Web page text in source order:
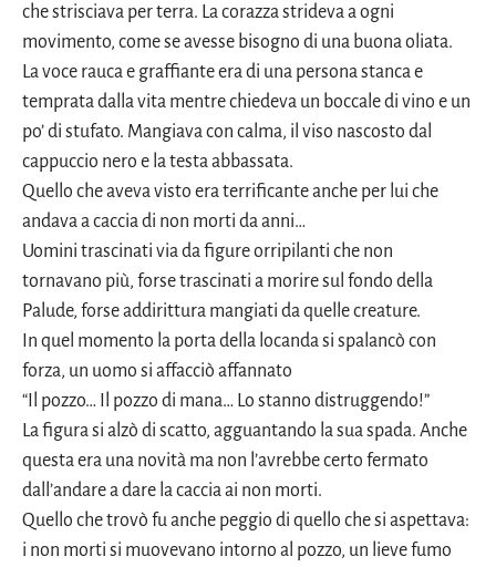
che strisciava per terra. La corazza strideva a ogni
movimento, come se avesse bisogno di una buona oliata.
La voce rauca e graffiante era di una persona stanca e
temprata dalla vita mentre chiedeva un boccale di vino e un
po’ di stufato. Mangiava con calma, il viso nascosto dal
cappuccio nero e la testa abbassata.
Quello che aveva visto era terrificante anche per lui che
andava a caccia di non morti da anni…
Uomini trascinati via da figure orripilanti che non
tornavano più, forse trascinati a morire sul fondo della
Palude, forse addirittura mangiati da quelle creature.
In quel momento la porta della locanda si spalancò con
forza, un uomo si affacciò affannato
“Il pozzo… Il pozzo di mana… Lo stanno distruggendo!”
La figura si alzò di scatto, agguantando la sua spada. Anche
questa era una novità ma non l’avrebbe certo fermato
dall’andare a dare la caccia ai non morti.
Quello che trovò fu anche peggio di quello che si aspettava:
i non morti si muovevano intorno al pozzo, un lieve fumo